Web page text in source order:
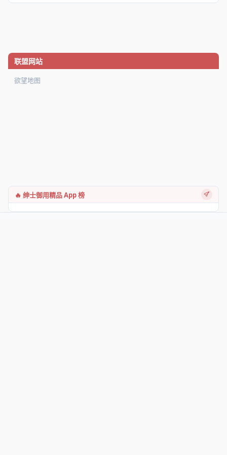
联盟网站
欲望地图
🔥 绅士御用精品 App 榜